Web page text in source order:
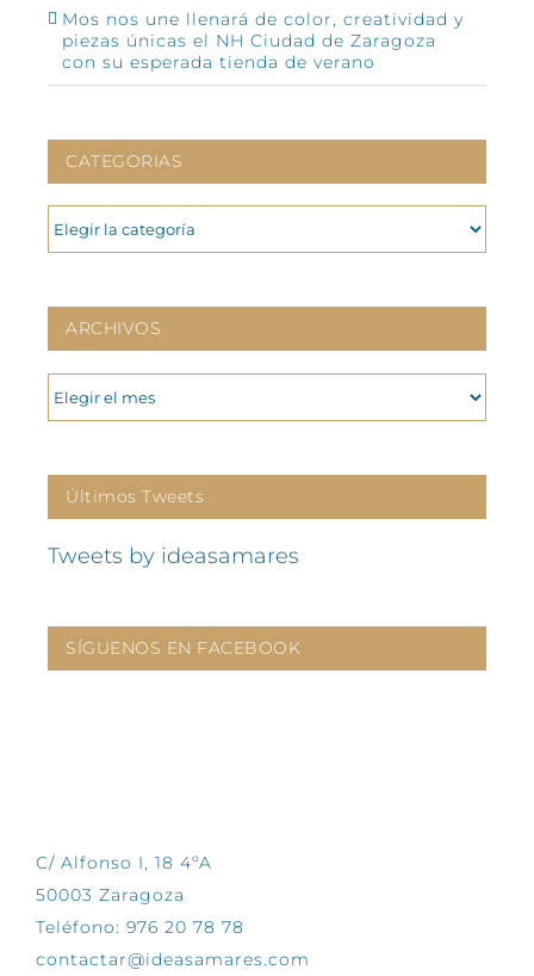
Mos nos une llenará de color, creatividad y
piezas únicas el NH Ciudad de Zaragoza
con su esperada tienda de verano
CATEGORIAS
CATEGORIAS
ARCHIVOS
ARCHIVOS
Últimos Tweets
Tweets by ideasamares
SÍGUENOS EN FACEBOOK
C/ Alfonso I, 18 4ºA
50003 Zaragoza
Teléfono: 976 20 78 78
contactar@ideasamares.com